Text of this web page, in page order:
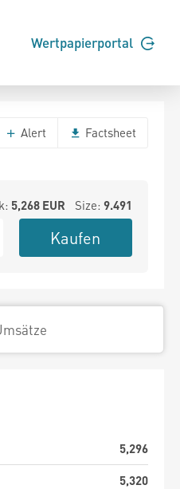
Wertpapierportal
Alert Factsheet
5,268EUR Size: 9.491
Kaufen
5,296
5,320